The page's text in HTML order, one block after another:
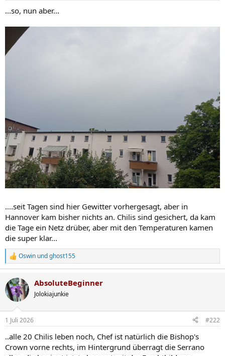
:
...so, nun aber...
....seit Tagen sind hier Gewitter vorhergesagt, aber in
Hannover kam bisher nichts an. Chilis sind gesichert, da kam
die Tage ein Netz drüber, aber mit den Temperaturen kamen
die super klar...
R
e
k
t
i
e
:
Oswin undghost155
AbsoluteBeginner
Jolokiajunkie
1 Juli 2026 #222
..alle 20 Chilis leben noch, Chef ist natürlich die Bishop's
Crown vorne rechts, im Hintergrund überragt die Serrano